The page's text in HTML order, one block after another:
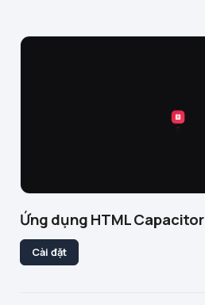
Ứng dụng HTML Capacitor
Cài đặt